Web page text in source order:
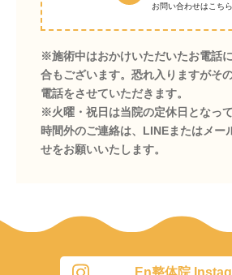
お問い合わせはこち
※施術中はおかけいただいたお電話
合もございます。恐れ入りますがそ
電話をさせていただきます。
※火曜・祝日は当院の定休日となっ
時間外のご連絡は、LINEまたはメー
せをお願いいたします。
En整体院